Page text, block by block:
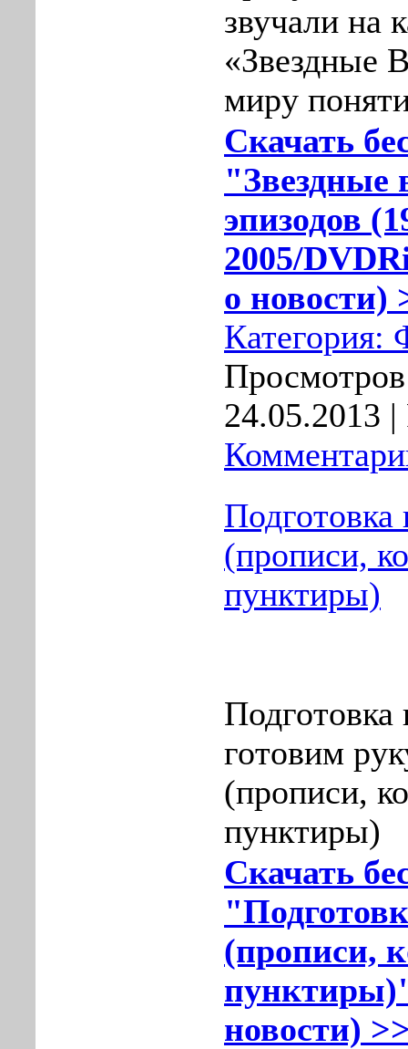
звучали на
«Звездные
миру
Скачать
"Звездные
эпизодов
2005/
о новости)
Категория:
24.05.2013 |
Подготовка
(прописи,
пунктиры)
готовим
(прописи,
пунктиры)
Скачать
(прописи,
новости)